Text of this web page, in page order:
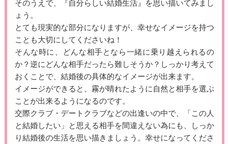
そのうえで、『自分らしい結婚生活』を思い描いてみまし
ょう。
とても現実的な部分になりますが、幸せなイメージを持つ
ことも大切にしてくださいね！
そんな時に、どんな相手となら一緒に乗り越えられるの
か？逆にどんな相手だったら難しそうか？しっかり考えて
おくことで、結婚後の具体的なイメージが出来ます。
イメージができると、霧が晴れたように自然と相手を選ぶ
ことが出来るようになるのです。
交際クラブ・デートクラブなどの出逢いの中で、「この人
と結婚したい」と思える相手を間違えない為にも、しっか
り結婚後の生活を思い描きましょう。幸せになってくださ